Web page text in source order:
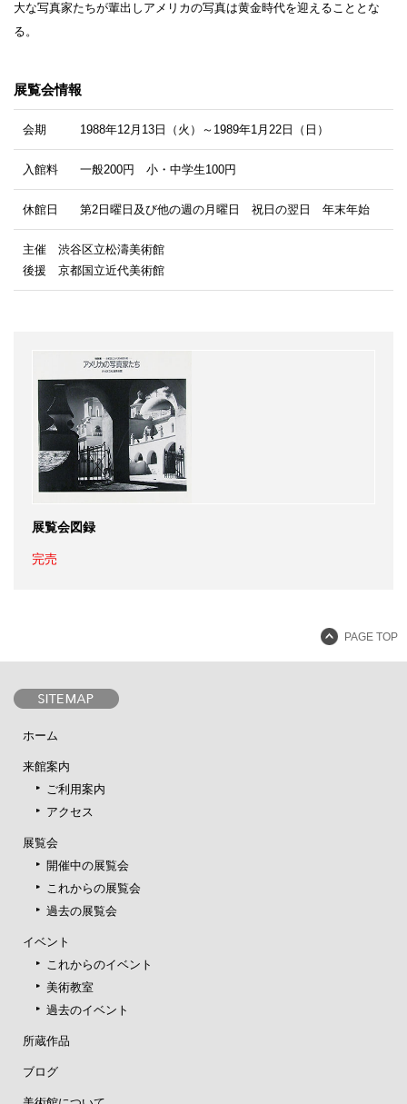
大な写真家たちが輩出しアメリカの写真は黄金時代を迎えることとな
る。
展覧会情報
会期 1988年12月13日（火）～1989年1月22日（日）
入館料 一般200円 小・中学生100円
休館日 第2日曜日及び他の週の月曜日 祝日の翌日 年末年始
主催 渋谷区立松濤美術館
後援 京都国立近代美術館
展覧会図録
完売
PAGE TOP
ホーム
来館案内
ご利用案内
アクセス
展覧会
開催中の展覧会
これからの展覧会
過去の展覧会
イベント
これからのイベント
美術教室
過去のイベント
所蔵作品
ブログ